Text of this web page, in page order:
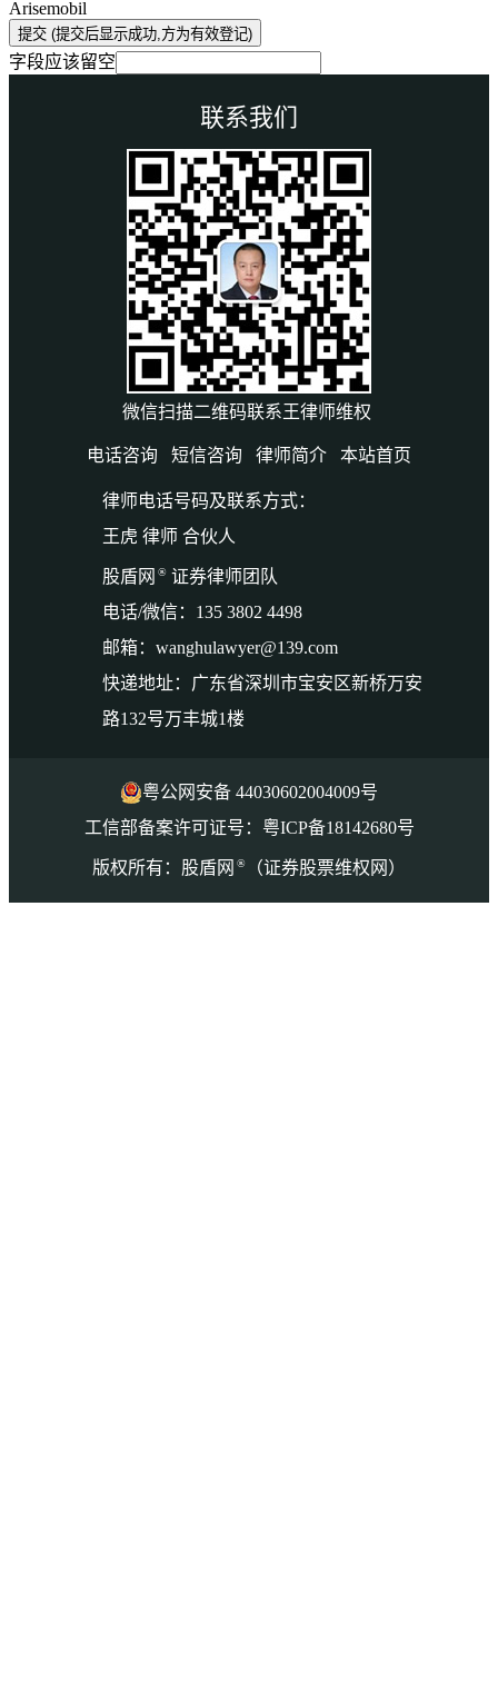
Arisemobil
提交 (提交后显示成功,方为有效登记)
字段应该留空
联系我们
微信扫描二维码联系王律师维权
电话咨询 短信咨询 律师简介 本站首页
律师电话号码及联系方式：
王虎 律师 合伙人
股盾网 ® 证券律师团队
电话/微信：135 3802 4498
邮箱：wanghulawyer@139.com
快递地址：广东省深圳市宝安区新桥万安
路132号万丰城1楼
粤公网安备 44030602004009号
工信部备案许可证号：粤ICP备18142680号
版权所有：股盾网 ® （证券股票维权网）